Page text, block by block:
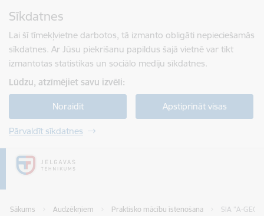
Sīkdatnes
Lai šī tīmekļvietne darbotos, tā izmanto obligāti nepieciešamās
sīkdatnes. Ar Jūsu piekrišanu papildus šajā vietnē var tikt
izmantotas statistikas un sociālo mediju sīkdatnes.
Lūdzu, atzīmējiet savu izvēli:
Noraidīt Apstiprināt visas
Pārvaldīt sīkdatnes
Sākums Audzēkņiem Praktisko mācību īstenošana SIA "A-GEO"